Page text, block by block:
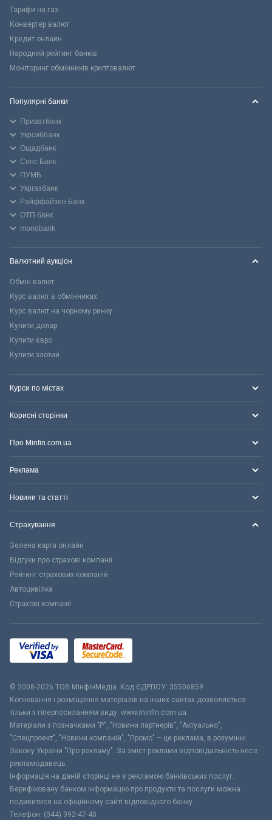
Тарифи на газ
Конвертер валют
Кредит онлайн
Народний рейтинг банків
Моніторинг обмінників криптовалют
Популярні банки
Приватбанк
Укрсиббанк
Ощадбанк
Сенс Банк
ПУМБ
Укргазбанк
Райффайзен Банк
ОТП банк
monobank
Валютний аукціон
Обмін валют
Курс валют в обмінниках
Курс валют на чорному ринку
Купити долар
Купити євро
Купити злотий
Курси по містах
Корисні сторінки
Про Minfin.com.ua
Реклама
Новини та статті
Страхування
Зелена карта онлайн
Відгуки про страхові компанії
Рейтинг страхових компаній
Автоцивілка
Страхові компанії
© 2008-2026 ТОВ МiнфiнМедiа. Код ЄДРПОУ: 35506859
Копіювання і розміщення матеріалів на інших сайтах дозволяється
тільки з гіперпосиланням виду: www.minfin.com.ua
Матеріали з позначками "Р", "Новини партнерів", "Актуально",
"Спецпроект", "Новини компаній", "Промо" – це реклама, в розумінні
Закону України "Про рекламу". За зміст реклами відповідальність несе
рекламодавець.
Інформація на даній сторінці не є рекламою банківських послуг.
Верифіковану банком інформацію про продукти та послуги можна
подивитися на офіційному сайті відповідного банку.
Телефон: (044) 392-47-40